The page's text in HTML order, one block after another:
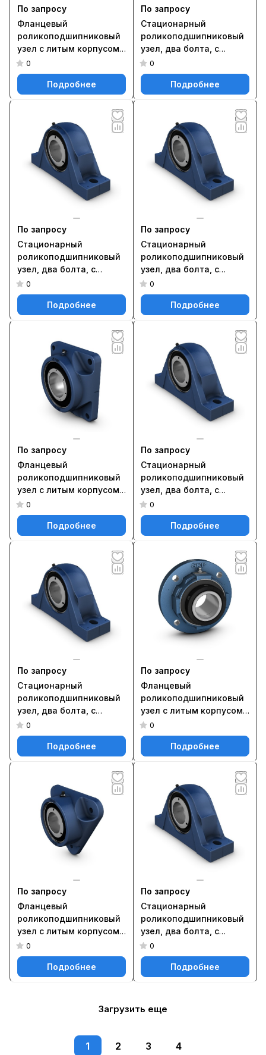
По запросу
Фланцевый
роликоподшипниковый
узел с литым корпусом
FYNT 90 L
0
Подробнее
По запросу
Стационарный
роликоподшипниковый
узел, два болта, с
фиксацией методом
SKF ConCentra SYNT 55
0
Подробнее
По запросу
Стационарный
роликоподшипниковый
узел, два болта, с
фиксацией методом
SKF ConCentra SYNT 65
0
Подробнее
По запросу
Стационарный
роликоподшипниковый
узел, два болта, с
фиксацией методом
SKF ConCentra SYNT 40
0
Подробнее
По запросу
Фланцевый
роликоподшипниковый
узел с литым корпусом
FYNT 80 F
0
Подробнее
По запросу
Стационарный
роликоподшипниковый
узел, два болта, с
фиксацией методом
SKF ConCentra SYNT 55 L
0
Подробнее
По запросу
Стационарный
роликоподшипниковый
узел, два болта, с
фиксацией методом
SKF ConCentra SYNT 60
0
Подробнее
По запросу
Фланцевый
роликоподшипниковый
узел с литым корпусом
F4BR 215-SRB-SRE
0
Подробнее
По запросу
Фланцевый
роликоподшипниковый
узел с литым корпусом
FYNT 55 L
0
Подробнее
По запросу
Стационарный
роликоподшипниковый
узел, два болта, с
фиксацией методом
SKF ConCentra SYNT 100
0
Подробнее
Загрузить еще
1 2 3 4